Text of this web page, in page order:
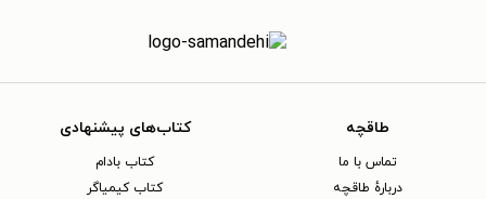
طاقچه
تماس با ما
دربارهٔ طاقچه
کتاب‌های پیشنهادی
کتاب بادام
کتاب کیمیاگر